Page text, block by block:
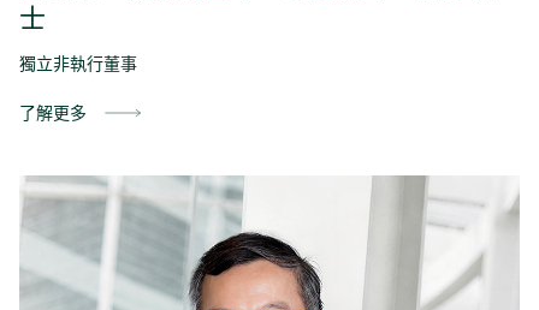
士
獨立非執行董事
了解更多